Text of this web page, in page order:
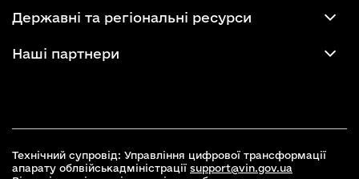
Державні та регіональні ресурси
Наші партнери
Технічний супровід: Управління цифрової трансформації
апарату облвійськадміністрації support@vin.gov.ua